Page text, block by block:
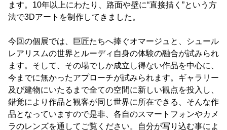
ます。10年以上にわたり、路面や壁に“直接描く”という方
法で3Dアートを制作してきました。
今回の個展では、巨匠たちへ捧ぐオマージュと、シュール
レアリスムの世界とルーディ自身の体験の融合が試みられ
ます。そして、その場でしか成立し得ない作品を中心に、
今までに無かったアプローチが試みられます。ギャラリー
及び建物にいたるまで全ての空間に新しい観点を投入し、
錯覚により作品と観客が同じ世界に所在できる、そんな作
品となっていますので是非、各自のスマートフォンやカメ
ラのレンズを通してご覧ください。自分が写り込む事によ